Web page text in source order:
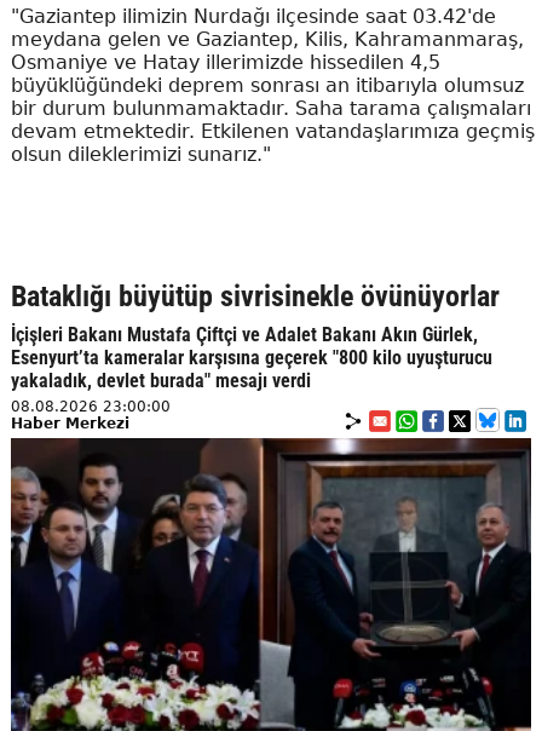
"Gaziantep ilimizin Nurdağı ilçesinde saat 03.42'de
meydana gelen ve Gaziantep, Kilis, Kahramanmaraş,
Osmaniye ve Hatay illerimizde hissedilen 4,5
büyüklüğündeki deprem sonrası an itibarıyla olumsuz
bir durum bulunmamaktadır. Saha tarama çalışmaları
devam etmektedir. Etkilenen vatandaşlarımıza geçmiş
olsun dileklerimizi sunarız."
Bataklığı büyütüp sivrisinekle övünüyorlar
İçişleri Bakanı Mustafa Çiftçi ve Adalet Bakanı Akın Gürlek,
Esenyurt’ta kameralar karşısına geçerek "800 kilo uyuşturucu
yakaladık, devlet burada" mesajı verdi
08.08.2026 23:00:00
Haber Merkezi